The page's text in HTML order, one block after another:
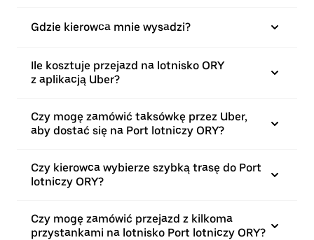
Gdzie kierowca mnie wysadzi?
Ile kosztuje przejazd na lotnisko ORY
z aplikacją Uber?
Czy mogę zamówić taksówkę przez Uber,
aby dostać się na Port lotniczy ORY?
Czy kierowca wybierze szybką trasę do Port
lotniczy ORY?
Czy mogę zamówić przejazd z kilkoma
przystankami na lotnisko Port lotniczy ORY?